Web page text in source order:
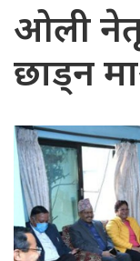
ओली
छाड्न